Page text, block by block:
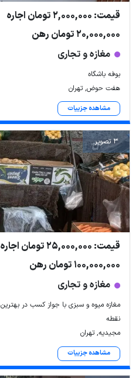
قیمت: 2,000,000 تومان اجاره
20,000,000 تومان رهن
مغازه و تجاری
بوفه باشگاه
هفت حوض, تهران
مشاهده جزییات
3 تصویر
قیمت: 25,000,000 تومان اجاره
100,000,000 تومان رهن
مغازه و تجاری
مغازه میوه و سبزی با جواز کسب در بهترین
نقطه
مجیدیه, تهران
مشاهده جزییات